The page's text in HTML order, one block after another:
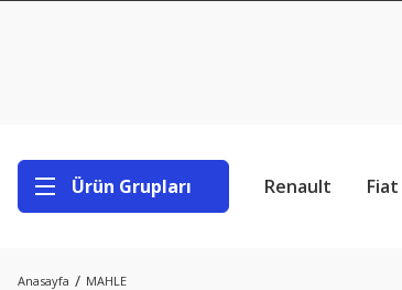
Ürün Grupları Renault Fiat
Anasayfa MAHLE